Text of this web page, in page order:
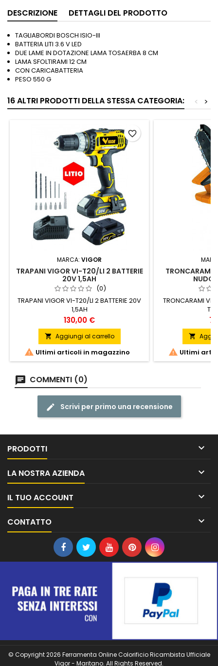
DESCRIZIONE DETTAGLI DEL PRODOTTO
TAGLIABORDI BOSCH ISIO-III
BATTERIA LITI 3.6 V LED
DUE LAME IN DOTAZIONE LAMA TOSAERBA 8 CM
LAMA SFOLTIRAMI 12 CM
CON CARICABATTERIA
PESO 550 G
16 ALTRI PRODOTTI DELLA STESSA CATEGORIA: >
<
MARCA: VIGOR
TRAPANI VIGOR VI-T20/LI 2 BATTERIE
20V 1,5AH
(0)
TRAPANI VIGOR VI-T20/LI 2 BATTERIE 20V
1,5AH
Prezzo
130,00 €
 Aggiungi al carrello
 Ultimi articoli in magazzino
favorite_border
TRONCARAMI
NUDO
TRONCARAMI

 Ultimi
COMMENTI (0)
Scrivi per primo una recensione
PRODOTTI 
LA NOSTRA AZIENDA 
IL TUO ACCOUNT 
CONTATTO 
© Copyright 2026 Ferramenta Online Colorificio Ricambista Ufficiale
Vigor - Maritano. All Rights Reserved.